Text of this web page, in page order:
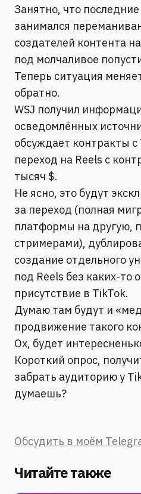
Занятно, что
занимался
создателей контента
под молчаливое
Теперь ситуация
обратно.
WSJ получил
осведомлённых
обсуждает контракты
переход на Reels с
тысяч $.
Не ясно, это будут
за переход (полная
платформы на другую,
стримерами),
создание отдельного
под Reels без каких-то
присутствие в TikTok.
Думаю там будут и
продвижение такого
Ох, будет
Короткий опрос,
забрать аудиторию у
думаешь?
Обсудить в моём
Читайте также